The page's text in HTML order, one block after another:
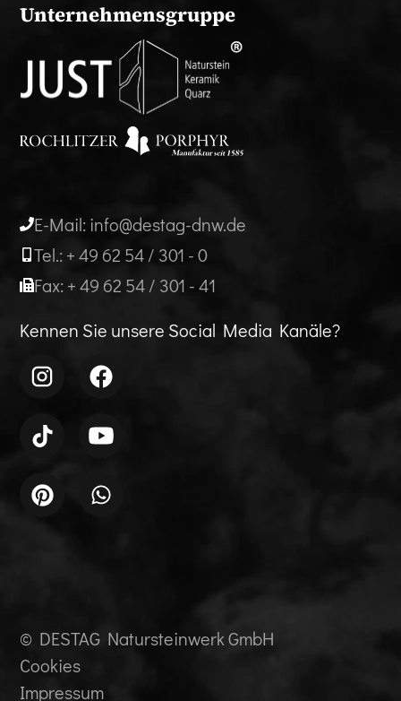
Unternehmensgruppe
E-Mail: info@destag-dnw.de
Tel.: + 49 62 54 / 301 - 0
Fax: + 49 62 54 / 301 - 41
Kennen Sie unsere Social Media Kanäle?
© DESTAG Natursteinwerk GmbH
Cookies
Impressum